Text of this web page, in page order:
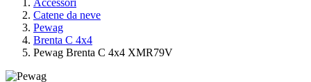
Accessori
Catene da neve
Pewag
Brenta C 4x4
Pewag Brenta C 4x4 XMR79V